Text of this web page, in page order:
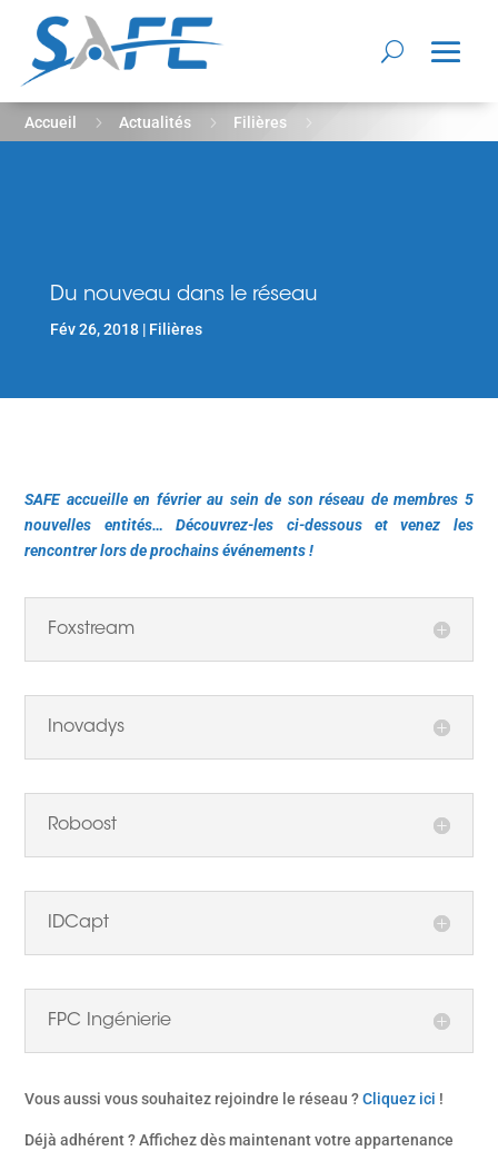
Accueil 5 Actualités 5 Filières
Du nouveau dans le réseau
Fév 26, 2018 Filières
SAFE accueille en février au sein de son réseau de membres 5
nouvelles entités… Découvrez-les ci-dessous et venez les
rencontrer lors de prochains événements !
Foxstream
Inovadys
Roboost
IDCapt
FPC Ingénierie
Vous aussi vous souhaitez rejoindre le réseau ?Cliquez ici !
Déjà adhérent ? Affichez dès maintenant votre appartenance